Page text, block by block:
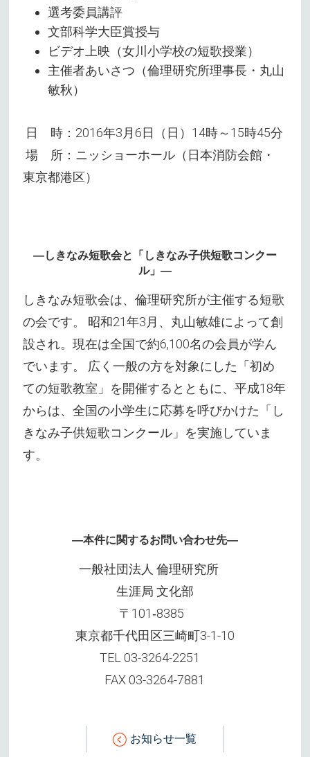
選考委員講評
文部科学大臣賞授与
ビデオ上映（女川小学校の短歌授業）
主催者あいさつ（倫理研究所理事長・丸山
敏秋）
日 時：2016年3月6日（日）14時～15時45分
場 所：ニッショーホール（日本消防会館・
東京都港区）
―しきなみ短歌会と「しきなみ子供短歌コンクー
ル」―
しきなみ短歌会は、倫理研究所が主催する短歌
の会です。 昭和21年3月、丸山敏雄によって創
設され。現在は全国で約6,100名の会員が学ん
でいます。 広く一般の方を対象にした「初め
ての短歌教室」を開催するとともに、平成18年
からは、全国の小学生に応募を呼びかけた「し
きなみ子供短歌コンクール」を実施していま
す。
―本件に関するお問い合わせ先―
一般社団法人 倫理研究所
生涯局 文化部
〒101‐8385
東京都千代田区三崎町3-1-10
TEL 03-3264-2251
FAX 03-3264-7881
お知らせ一覧